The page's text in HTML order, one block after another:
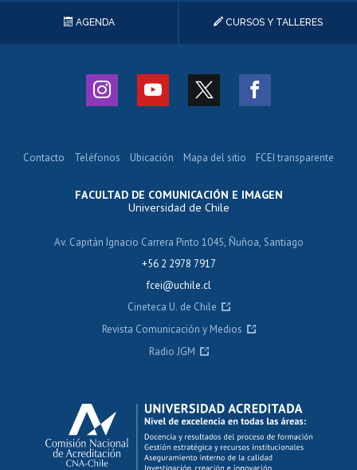
AGENDA CURSOS Y TALLERES
FACULTAD DE COMUNICACIÓN E IMAGEN
Universidad de Chile
Av. Capitán Ignacio Carrera Pinto 1045, Ñuñoa, Santiago
+56 2 2978 7917
fcei@uchile.cl
Contacto Teléfonos Ubicación Mapa del sitio FCEI transparente
Cineteca U. de Chile
Revista Comunicación y Medios
Radio JGM